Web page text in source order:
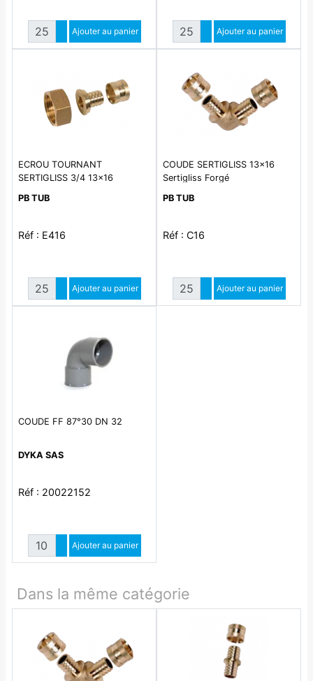
Quantité
Augmenter quantité
Diminuer quantité
Ajouter au panier Quantité
Augmenter quantité
Diminuer quantité
Ajouter au panier
ECROU TOURNANT
SERTIGLISS 3/4 13x16
PB TUB
Réf : E416
Quantité
Augmenter quantité
Diminuer quantité
Ajouter au panier
COUDE SERTIGLISS 13x16
Sertigliss Forgé
PB TUB
Réf : C16
Quantité
Augmenter quantité
Diminuer quantité
Ajouter au panier
COUDE FF 87°30 DN 32
DYKA SAS
Réf : 20022152
Quantité
Augmenter quantité
Diminuer quantité
Ajouter au panier
Dans la même catégorie